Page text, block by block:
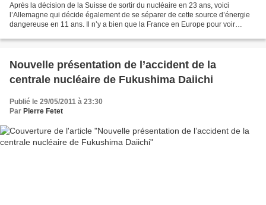
Après la décision de la Suisse de sortir du nucléaire en 23 ans, voici
l’Allemagne qui décide également de se séparer de cette source d’énergie
dangereuse en 11 ans. Il n’y a bien que la France en Europe pour voir
Nouvelle présentation de l’accident de la
centrale nucléaire de Fukushima Daiichi
Publié le 29/05/2011 à 23:30
Par Pierre Fetet